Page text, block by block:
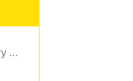
Spider-Man. Całkiem nowy dzień